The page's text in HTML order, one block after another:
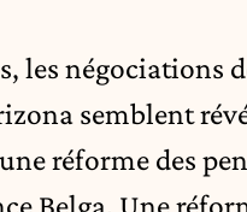
les négociations
semblent
réforme des